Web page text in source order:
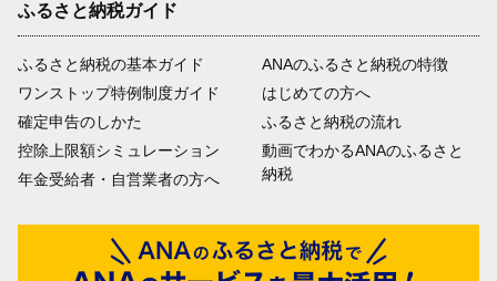
ふるさと納税ガイド
ふるさと納税の基本ガイド
ワンストップ特例制度ガイド
確定申告のしかた
控除上限額シミュレーション
年金受給者・自営業者の方へ
ANAのふるさと納税の特徴
はじめての方へ
ふるさと納税の流れ
動画でわかるANAのふるさと
納税